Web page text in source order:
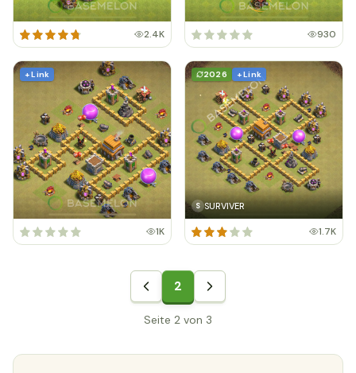
2.4K 930
+ Link
1K
2026 + Link
S SURVIVER
1.7K
2
Seite 2 von 3